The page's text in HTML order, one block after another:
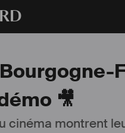
🎥
cinéma montrent